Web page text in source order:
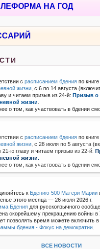
НА ГОД
срасписанием бдения по
жизни , с 6 по 14 августа
и читаем призыв из 24-й:Призыв о
жизни
о том, как участвовать в бдении
с расписанием бдения по
жизни с 28 июля по 5 августа
21-ю главу и читаем призыв из 22-й:
жизни.
о том, как участвовать в бдении
к Бдению-500 Матери Марии
этого месяца — 26 июля 2026 г.
Бдения для русскоязычного
скорейшему прекращению войны в
позволять время можете включить
бдения - Фокус на демократии
ВСЕ НОВОСТИ